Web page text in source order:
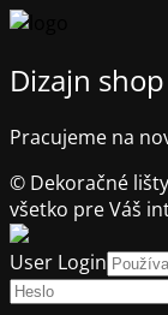
Dizajn shop
Pracujeme na
© Dekoračné
všetko pre Váš
User Login